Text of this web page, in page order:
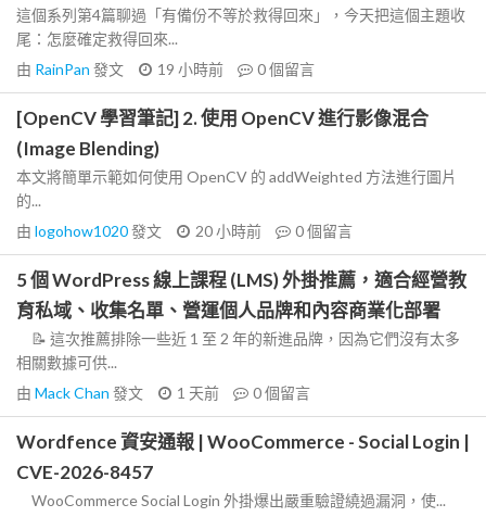
這個系列第4篇聊過「有備份不等於救得回來」，今天把這個主題收
尾：怎麼確定救得回來...
由 RainPan 發文 19 小時前 0個留言
[OpenCV 學習筆記] 2. 使用 OpenCV 進行影像混合
(Image Blending)
本文將簡單示範如何使用 OpenCV 的 addWeighted 方法進行圖片
的...
由 logohow1020發文 20 小時前 0個留言
5 個 WordPress 線上課程 (LMS) 外掛推薦，適合經營教
育私域、收集名單、營運個人品牌和內容商業化部署
📝 這次推薦排除一些近 1 至 2 年的新進品牌，因為它們沒有太多
相關數據可供...
由 Mack Chan 發文 1 天前 0個留言
Wordfence 資安通報 | WooCommerce - Social Login |
CVE-2026-8457
WooCommerce Social Login 外掛爆出嚴重驗證繞過漏洞，使...